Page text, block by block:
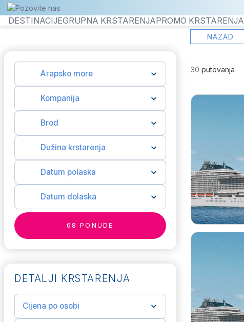
Pozovite nas
DESTINACIJEGRUPNA KRSTARENJAPROMO KRSTARENJA
NAZAD
DETALJI KRSTARENJA
30 putovanja